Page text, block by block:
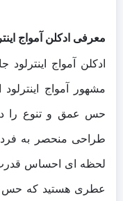
معرفی ادکلن آمواج
ادکلن آمواج
مشهور آمواج
حس عمق و تنوع را
طراحی منحصر به فرد
لحظه‌ ای احساس قدرت و
عطری هستید که حس